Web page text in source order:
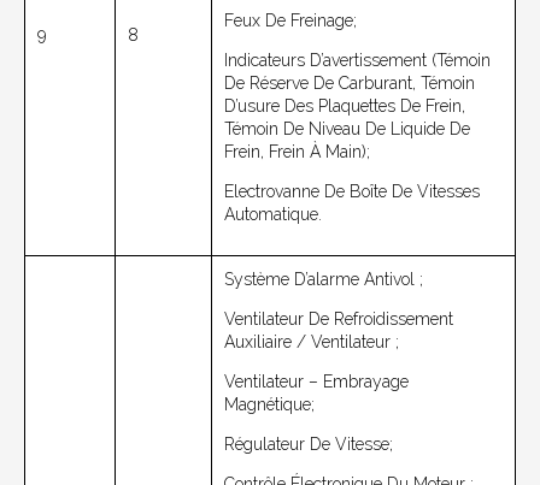
9 8
Feux De Freinage;
Indicateurs D’avertissement (témoin
De Réserve De Carburant, Témoin
D’usure Des Plaquettes De Frein,
Témoin De Niveau De Liquide De
Frein, Frein À Main);
Electrovanne De Boîte De Vitesses
Automatique.
Système D’alarme Antivol ;
Ventilateur De Refroidissement
Auxiliaire / Ventilateur ;
Ventilateur – Embrayage
Magnétique;
Régulateur De Vitesse;